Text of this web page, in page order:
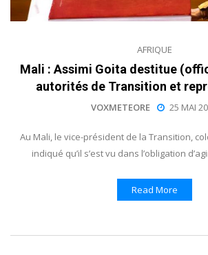
AFRIQUE
Mali : Assimi Goita destitue
autorités de Transition et
VOXMETEORE 25 MAI
Au Mali, le vice-président de la Transition,
indiqué qu’il s’est vu dans l’obligation
Read More